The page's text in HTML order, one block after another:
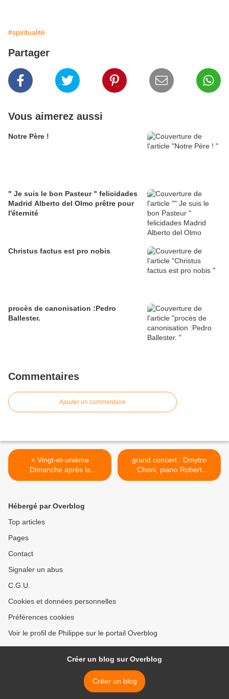
#spiritualité
Partager
Vous aimerez aussi
Notre Père !
" Je suis le bon Pasteur " felicidades
Madrid Alberto del Olmo prêtre pour
l'éternité
Christus factus est pro nobis
procès de canonisation :Pedro
Ballester.
Commentaires
Ajouter un commentaire
< Vingt-et-unième
Dimanche après la
Pentecôte
grand concert : Dmytro
Choni, piano Robert
Schumann >
Hébergé par Overblog
Top articles
Pages
Contact
Signaler un abus
C.G.U.
Cookies et données personnelles
Préférences cookies
Voir le profil de Philippe sur le portail Overblog
Créer un blog sur Overblog
Créer un blog